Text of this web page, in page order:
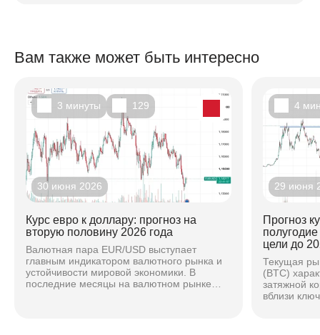
Вам также может быть интересно
30 июня 2026
3 минуты 129
Курс евро к доллару: прогноз на
вторую половину 2026 года
Валютная пара EUR/USD выступает
главным индикатором валютного рынка и
устойчивости мировой экономики. В
последние месяцы на валютном рынке
29 июня
4
Прогноз
цели до
Текущая
(BTC)
затяжной
вблизи